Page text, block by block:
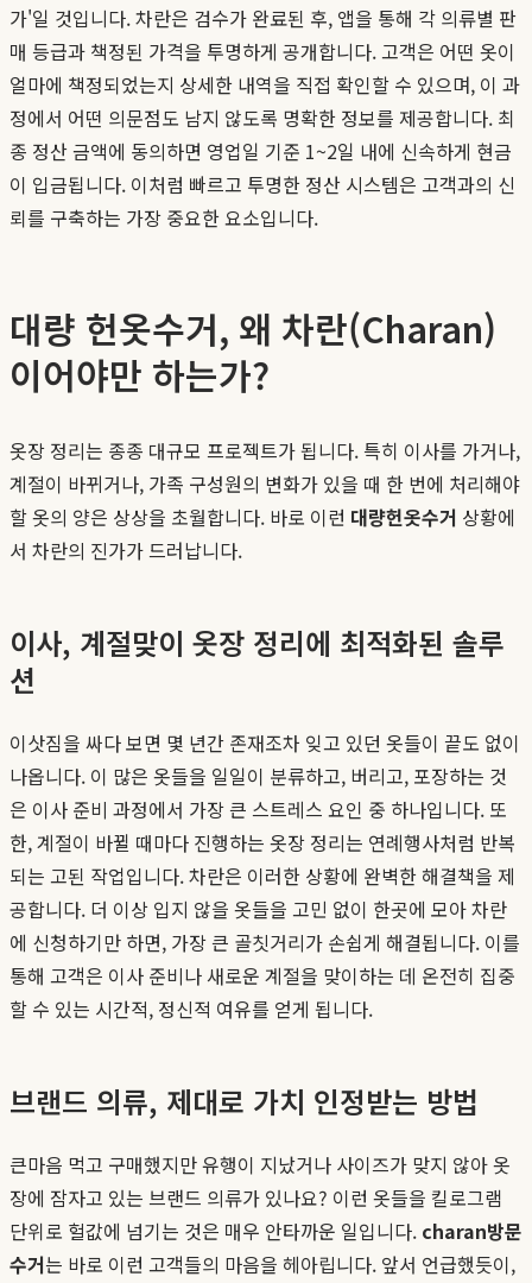
가'일 것입니다. 차란은 검수가 완료된 후, 앱을 통해 각 의류별 판
매 등급과 책정된 가격을 투명하게 공개합니다. 고객은 어떤 옷이
얼마에 책정되었는지 상세한 내역을 직접 확인할 수 있으며, 이 과
정에서 어떤 의문점도 남지 않도록 명확한 정보를 제공합니다. 최
종 정산 금액에 동의하면 영업일 기준 1~2일 내에 신속하게 현금
이 입금됩니다. 이처럼 빠르고 투명한 정산 시스템은 고객과의 신
뢰를 구축하는 가장 중요한 요소입니다.
대량 헌옷수거, 왜 차란(Charan)
이어야만 하는가?
옷장 정리는 종종 대규모 프로젝트가 됩니다. 특히 이사를 가거나,
계절이 바뀌거나, 가족 구성원의 변화가 있을 때 한 번에 처리해야
할 옷의 양은 상상을 초월합니다. 바로 이런 대량헌옷수거 상황에
서 차란의 진가가 드러납니다.
이사, 계절맞이 옷장 정리에 최적화된 솔루
션
이삿짐을 싸다 보면 몇 년간 존재조차 잊고 있던 옷들이 끝도 없이
나옵니다. 이 많은 옷들을 일일이 분류하고, 버리고, 포장하는 것
은 이사 준비 과정에서 가장 큰 스트레스 요인 중 하나입니다. 또
한, 계절이 바뀔 때마다 진행하는 옷장 정리는 연례행사처럼 반복
되는 고된 작업입니다. 차란은 이러한 상황에 완벽한 해결책을 제
공합니다. 더 이상 입지 않을 옷들을 고민 없이 한곳에 모아 차란
에 신청하기만 하면, 가장 큰 골칫거리가 손쉽게 해결됩니다. 이를
통해 고객은 이사 준비나 새로운 계절을 맞이하는 데 온전히 집중
할 수 있는 시간적, 정신적 여유를 얻게 됩니다.
브랜드 의류, 제대로 가치 인정받는 방법
큰마음 먹고 구매했지만 유행이 지났거나 사이즈가 맞지 않아 옷
장에 잠자고 있는 브랜드 의류가 있나요? 이런 옷들을 킬로그램
단위로 헐값에 넘기는 것은 매우 안타까운 일입니다. charan방문
수거는 바로 이런 고객들의 마음을 헤아립니다. 앞서 언급했듯이,